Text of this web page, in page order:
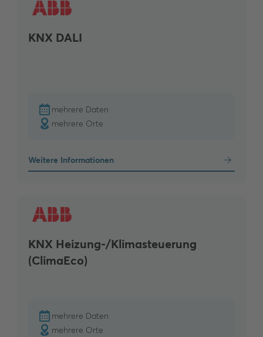
KNX DALI
mehrere Daten
mehrere Orte
Weitere Informationen
KNX Heizung-/Klimasteuerung
(ClimaEco)
mehrere Daten
mehrere Orte